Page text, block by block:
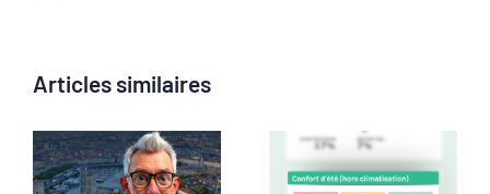
Articles similaires